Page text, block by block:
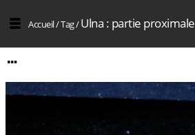
Accueil/Tag/Ulna : partie proximale